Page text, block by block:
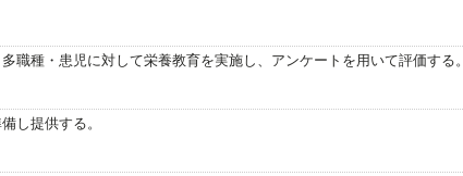
職種・患児に対して栄養教育を実施し、アンケートを用いて評価する。
し提供する。